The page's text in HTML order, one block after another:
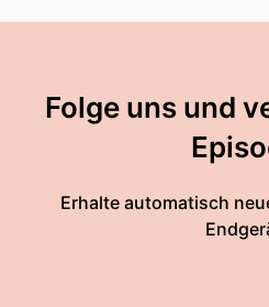
Folge uns und
Erhalte automatisch